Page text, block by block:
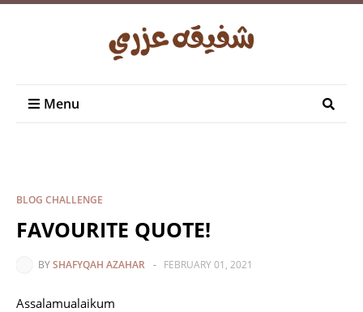
Menu
BLOG CHALLENGE
FAVOURITE QUOTE!
BYSHAFYQAH AZAHAR - FEBRUARY 01, 2021
Assalamualaikum